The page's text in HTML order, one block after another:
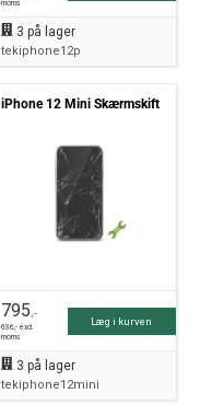
moms
3 på lager
tekiphone12p
iPhone 12 Mini Skærmskift
795,-
636,- excl.
moms
Læg i kurven
3 på lager
tekiphone12mini